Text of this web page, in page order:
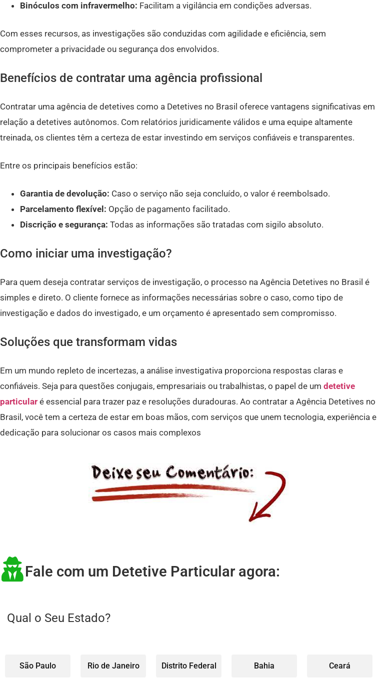
Binóculos com infravermelho: Facilitam a vigilância em condições adversas.
Com esses recursos, as investigações são conduzidas com agilidade e eficiência, sem
comprometer a privacidade ou segurança dos envolvidos.
Benefícios de contratar uma agência profissional
Contratar uma agência de detetives como a Detetives no Brasil oferece vantagens significativas em
relação a detetives autônomos. Com relatórios juridicamente válidos e uma equipe altamente
treinada, os clientes têm a certeza de estar investindo em serviços confiáveis e transparentes.
Entre os principais benefícios estão:
Garantia de devolução: Caso o serviço não seja concluído, o valor é reembolsado.
Parcelamento flexível: Opção de pagamento facilitado.
Discrição e segurança: Todas as informações são tratadas com sigilo absoluto.
Como iniciar uma investigação?
Para quem deseja contratar serviços de investigação, o processo na Agência Detetives no Brasil é
simples e direto. O cliente fornece as informações necessárias sobre o caso, como tipo de
investigação e dados do investigado, e um orçamento é apresentado sem compromisso.
Soluções que transformam vidas
Em um mundo repleto de incertezas, a análise investigativa proporciona respostas claras e
confiáveis. Seja para questões conjugais, empresariais ou trabalhistas, o papel de um detetive
particular é essencial para trazer paz e resoluções duradouras. Ao contratar a Agência Detetives no
Brasil, você tem a certeza de estar em boas mãos, com serviços que unem tecnologia, experiência e
dedicação para solucionar os casos mais complexos
Fale com um Detetive Particular agora:
Qual o Seu Estado?
São Paulo Rio de Janeiro Distrito Federal Bahia Ceará